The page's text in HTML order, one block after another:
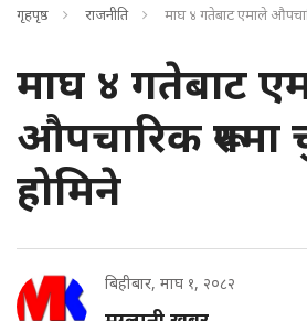
गृहपृष्ठ राजनीति माघ ४ गतेबाट एमाले
माघ ४ गतेबाट
औपचारिक रूपमा
होमिने
बिहीबार, माघ १, २०८२